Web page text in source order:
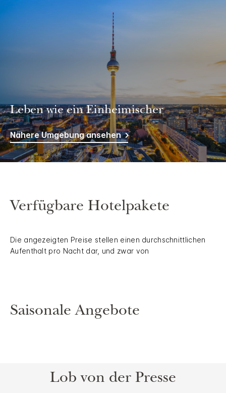
Leben wie ein Einheimischer
Nähere Umgebung ansehen
Verfügbare Hotelpakete
Die angezeigten Preise stellen einen durchschnittlichen
Aufenthalt pro Nacht dar, und zwar von
Saisonale Angebote
Lob von der Presse